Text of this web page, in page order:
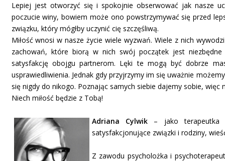
Lepiej jest otworzyć się i spokojnie obserwować jak nasze
poczucie winy, bowiem może ono powstrzymywać się przed
związku, który mógłby uczynić cię szczęśliwą.
Miłość wnosi w nasze życie wiele wyzwań. Wiele z nich
zachowań, które biorą w nich swój początek jest
satysfakcję obojgu partnerom. Lęki te mogą być dobrze
usprawiedliwienia. Jednak gdy przyjrzymy im się uważnie
się nigdy do nikogo. Poznając samych siebie dajemy sobie, więc
Niech miłość będzie z Tobą!
Adriana Cylwik– jako terapeutka
satysfakcjonujące związki i rodziny,
Z zawodu psycholożka i